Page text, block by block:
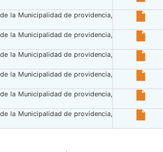
la Municipalidad de providencia,
la Municipalidad de providencia,
la Municipalidad de providencia,
la Municipalidad de providencia,
la Municipalidad de providencia,
la Municipalidad de providencia,